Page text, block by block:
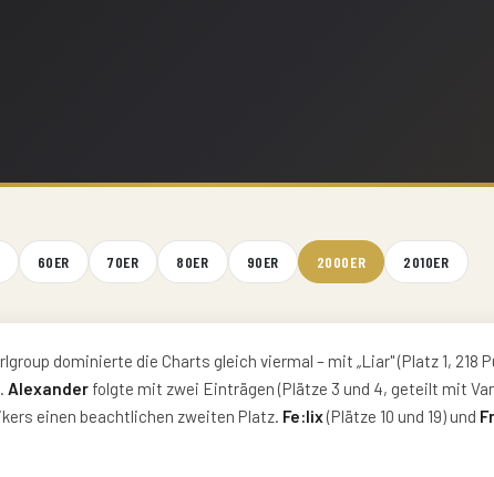
60ER 70ER 80ER 90ER 2000ER 2010ER
dominierte die Charts gleich viermal – mit „Liar" (Platz 1, 218
Alexander folgte mit zwei Einträgen (Plätze 3 und 4, geteilt mit
einen beachtlichen zweiten Platz. Fe:lix(Plätze 10 und 19) und